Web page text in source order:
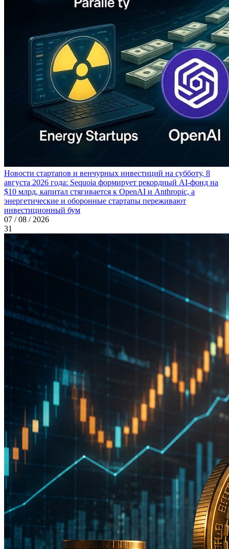
Новости стартапов и венчурных инвестиций на субботу, 8
августа 2026 года: Sequoia формирует рекордный AI-фонд на
$10 млрд, капитал стягивается к OpenAI и Anthropic, а
энергетические и оборонные стартапы переживают
инвестиционный бум
07 / 08 / 2026
31